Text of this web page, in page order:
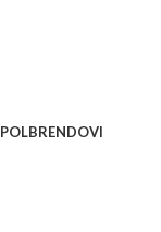
POLBRENDOVI